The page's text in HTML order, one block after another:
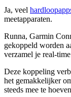
Ja, veel
meetapparaten.
Runna, Garmin
gekoppeld worden
verzamel je real-
Deze koppeling
het gemakkelijker
steeds mee te